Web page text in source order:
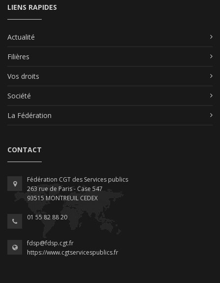
LIENS RAPIDES
Actualité
Filières
Vos droits
Société
La Fédération
CONTACT
Fédération CGT des Services publics
263 rue de Paris - Case 547
93515 MONTREUIL CEDEX
01 55 82 88 20
fdsp@fdsp.cgt.fr
https://www.cgtservicespublics.fr